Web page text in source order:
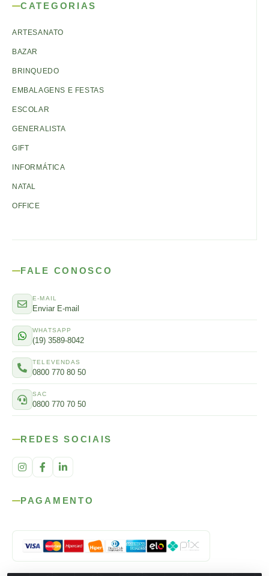
CATEGORIAS
ARTESANATO
BAZAR
BRINQUEDO
EMBALAGENS E FESTAS
ESCOLAR
GENERALISTA
GIFT
INFORMÁTICA
NATAL
OFFICE
FALE CONOSCO
E-MAIL
Enviar E-mail
WHATSAPP
(19) 3589-8042
TELEVENDAS
0800 770 80 50
SAC
0800 770 70 50
REDES SOCIAIS
PAGAMENTO